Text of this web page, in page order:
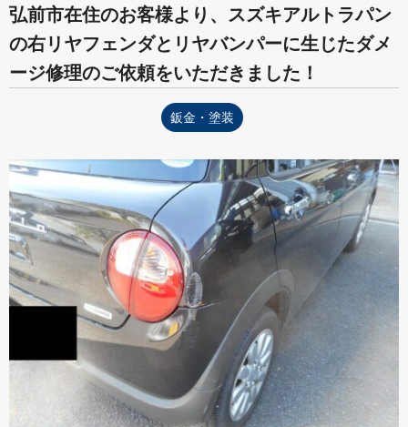
弘前市在住のお客様より、スズキアルトラパン
の右リヤフェンダとリヤバンパーに生じたダメ
ージ修理のご依頼をいただきました！
鈑金・塗装